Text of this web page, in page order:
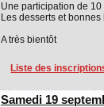
Une participation de
Les desserts et
A très bientôt
Liste des
Samedi 19